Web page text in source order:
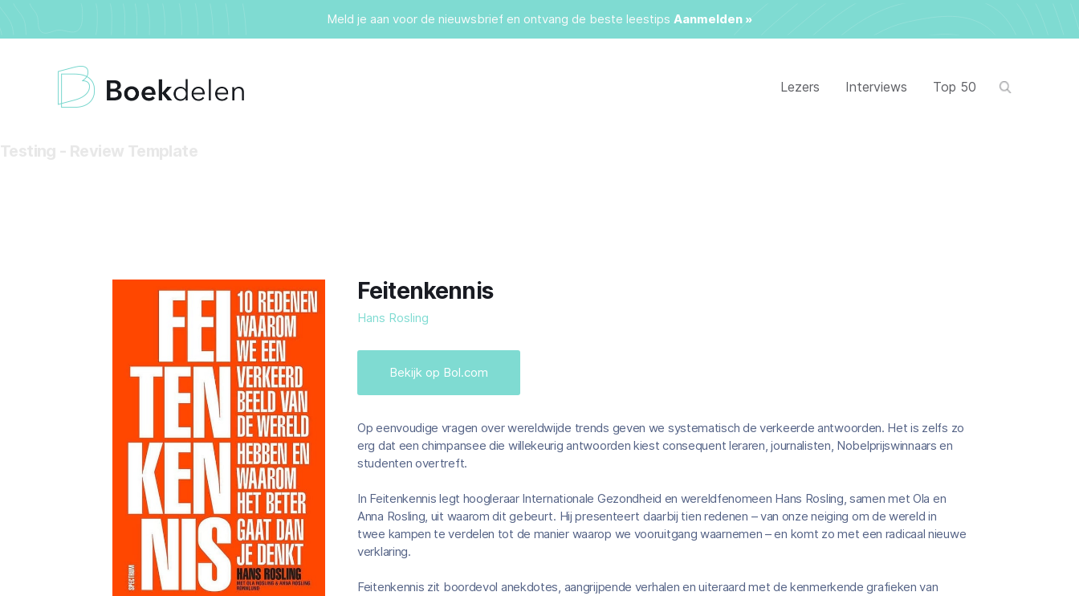
Meld je aan voor de nieuwsbrief en ontvang de beste leestips Aanmelden »
Lezers Interviews Top 50
Feitenkennis
Hans Rosling
Bekijk op Bol.com
Op eenvoudige vragen over wereldwijde trends geven we systematisch de verkeerde antwoorden. Het is zelfs zo
erg dat een chimpansee die willekeurig antwoorden kiest consequent leraren, journalisten, Nobelprijswinnaars en
studenten overtreft.
In Feitenkennis legt hoogleraar Internationale Gezondheid en wereldfenomeen Hans Rosling, samen met Ola en
Anna Rosling, uit waarom dit gebeurt. Hij presenteert daarbij tien redenen – van onze neiging om de wereld in
twee kampen te verdelen tot de manier waarop we vooruitgang waarnemen – en komt zo met een radicaal nieuwe
verklaring.
Feitenkennis zit boordevol anekdotes, aangrijpende verhalen en uiteraard met de kenmerkende grafieken van